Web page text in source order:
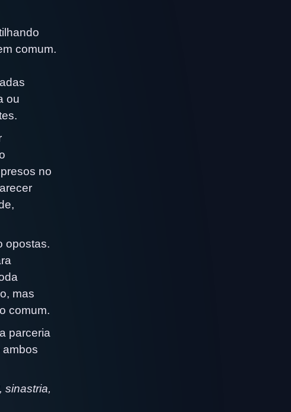
comum.
ou
no
opostas.
mas
comum.
parceria
ambos
sinastria,